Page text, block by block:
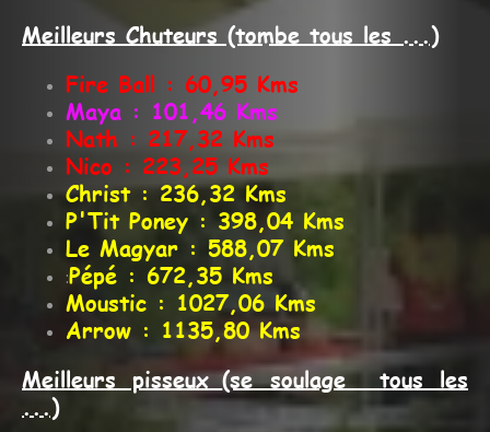
Meilleurs Chuteurs (tombe tous les ...)
Fire Ball : 60,95 Kms
Maya : 101,46 Kms
Nath : 217,32 Kms
Nico : 223,25 Kms
Christ : 236,32 Kms
P'Tit Poney : 398,04 Kms
Le Magyar : 588,07 Kms
:Pépé : 672,35 Kms
Moustic : 1027,06 Kms
Arrow : 1135,80 Kms
Meilleurs pisseux (se soulage tous les
...)